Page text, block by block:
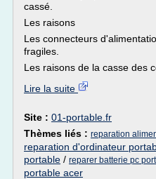
cassé.
Les raisons
Les connecteurs
fragiles.
Les raisons de la casse des
Lire la suite
Site : 01-portable.fr
Thèmes liés : reparation
reparation d'ordinateur
portable / reparer batterie pc
portable acer